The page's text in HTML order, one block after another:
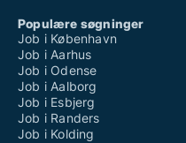
Populære søgninger
Job i København
Job i Aarhus
Job i Odense
Job i Aalborg
Job i Esbjerg
Job i Randers
Job i Kolding